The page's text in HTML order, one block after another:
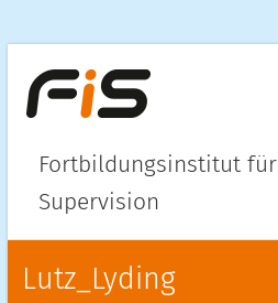
Fortbildungsinstitut für
Supervision
Lutz_Lyding